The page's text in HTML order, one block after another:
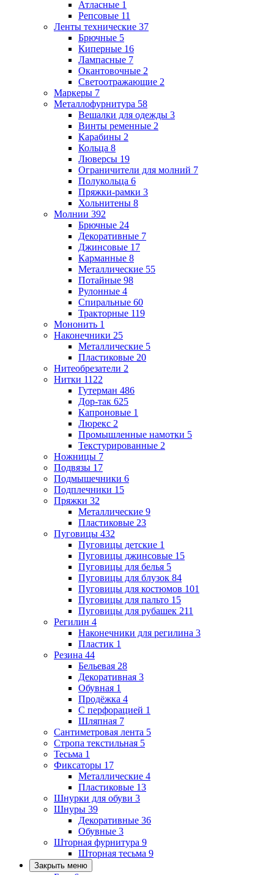
Атласные 1
Репсовые 11
Ленты технические 37
Брючные 5
Киперные 16
Лампасные 7
Окантовочные 2
Светоотражающие 2
Маркеры 7
Металлофурнитура 58
Вешалки для одежды 3
Винты ременные 2
Карабины 2
Кольца 8
Люверсы 19
Ограничители для молний 7
Полукольца 6
Пряжки-рамки 3
Хольнитены 8
Молнии 392
Брючные 24
Декоративные 7
Джинсовые 17
Карманные 8
Металлические 55
Потайные 98
Рулонные 4
Спиральные 60
Тракторные 119
Мононить 1
Наконечники 25
Металлические 5
Пластиковые 20
Нитеобрезатели 2
Нитки 1122
Гутерман 486
Дор-так 625
Капроновые 1
Люрекс 2
Промышленные намотки 5
Текстурированные 2
Ножницы 7
Подвязы 17
Подмышечники 6
Подплечники 15
Пряжки 32
Металлические 9
Пластиковые 23
Пуговицы 432
Пуговицы детские 1
Пуговицы джинсовые 15
Пуговицы для белья 5
Пуговицы для блузок 84
Пуговицы для костюмов 101
Пуговицы для пальто 15
Пуговицы для рубашек 211
Регилин 4
Наконечники для регилина 3
Пластик 1
Резина 44
Бельевая 28
Декоративная 3
Обувная 1
Продёжка 4
С перфорацией 1
Шляпная 7
Сантиметровая лента 5
Стропа текстильная 5
Тесьма 1
Фиксаторы 17
Металлические 4
Пластиковые 13
Шнурки для обуви 3
Шнуры 39
Декоративные 36
Обувные 3
Шторная фурнитура 9
Шторная тесьма 9
Закрыть меню